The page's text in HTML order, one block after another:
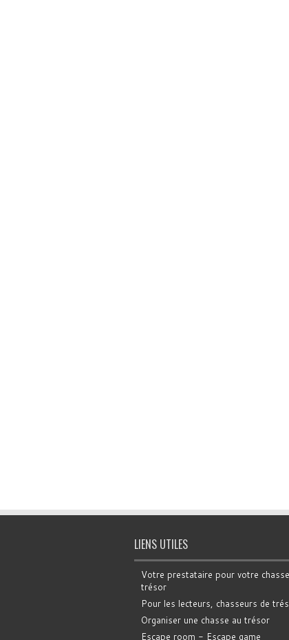
LIENS UTILES
Votre prestataire pour votre
trésor
Pour les lecteurs, chasseurs de
Organiser une chasse au trésor
Escape room - Escape game